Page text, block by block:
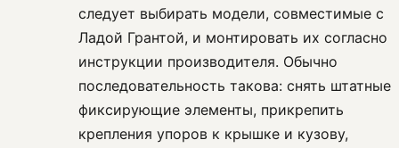
следует выбирать модели, совместимые с
Ладой Грантой, и монтировать их согласно
инструкции производителя. Обычно
последовательность такова: снять штатные
фиксирующие элементы, прикрепить
крепления упоров к крышке и кузову,